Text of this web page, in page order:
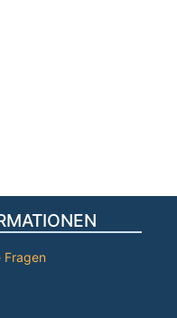
Fragen